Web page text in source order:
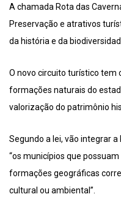
A chamada Rota das
Preservação e atrativos
da história e da
O novo circuito turístico tem
formações naturais do
valorização do patrimônio
Segundo a lei, vão integrar a
“os municípios que
formações geográficas
cultural ou ambiental”.